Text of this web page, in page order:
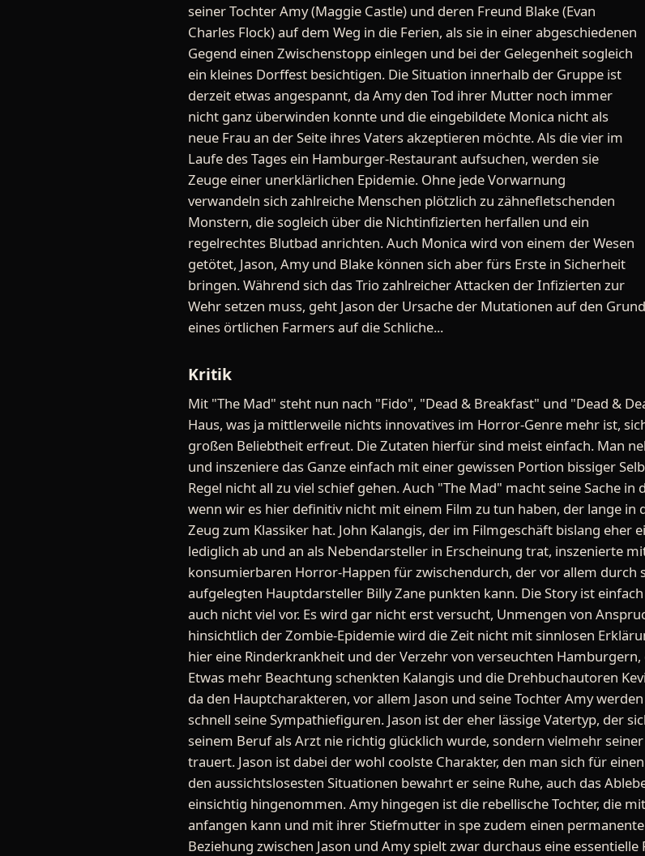
seiner Tochter Amy (Maggie Castle) und deren Freund Blake (Evan
Charles Flock) auf dem Weg in die Ferien, als sie in einer abgeschiedenen
Gegend einen Zwischenstopp einlegen und bei der Gelegenheit sogleich
ein kleines Dorffest besichtigen. Die Situation innerhalb der Gruppe ist
derzeit etwas angespannt, da Amy den Tod ihrer Mutter noch immer
nicht ganz überwinden konnte und die eingebildete Monica nicht als
neue Frau an der Seite ihres Vaters akzeptieren möchte. Als die vier im
Laufe des Tages ein Hamburger-Restaurant aufsuchen, werden sie
Zeuge einer unerklärlichen Epidemie. Ohne jede Vorwarnung
verwandeln sich zahlreiche Menschen plötzlich zu zähnefletschenden
Monstern, die sogleich über die Nichtinfizierten herfallen und ein
regelrechtes Blutbad anrichten. Auch Monica wird von einem der Wesen
getötet, Jason, Amy und Blake können sich aber fürs Erste in Sicherheit
bringen. Während sich das Trio zahlreicher Attacken der Infizierten zur
Wehr setzen muss, geht Jason der Ursache der Mutationen auf den
eines örtlichen Farmers auf die Schliche...
Kritik
Mit "The Mad" steht nun nach "Fido", "Dead & Breakfast" und "Dead &
Haus, was ja mittlerweile nichts innovatives im Horror-Genre mehr ist,
großen Beliebtheit erfreut. Die Zutaten hierfür sind meist einfach. Man
und inszeniere das Ganze einfach mit einer gewissen Portion bissiger
Regel nicht all zu viel schief gehen. Auch "The Mad" macht seine Sache
wenn wir es hier definitiv nicht mit einem Film zu tun haben, der lange
Zeug zum Klassiker hat. John Kalangis, der im Filmgeschäft bislang eher
lediglich ab und an als Nebendarsteller in Erscheinung trat, inszenierte
konsumierbaren Horror-Happen für zwischendurch, der vor allem durch
aufgelegten Hauptdarsteller Billy Zane punkten kann. Die Story ist
auch nicht viel vor. Es wird gar nicht erst versucht, Unmengen von
hinsichtlich der Zombie-Epidemie wird die Zeit nicht mit sinnlosen
hier eine Rinderkrankheit und der Verzehr von verseuchten
Etwas mehr Beachtung schenkten Kalangis und die Drehbuchautoren
da den Hauptcharakteren, vor allem Jason und seine Tochter Amy
schnell seine Sympathiefiguren. Jason ist der eher lässige Vatertyp, der
seinem Beruf als Arzt nie richtig glücklich wurde, sondern vielmehr
trauert. Jason ist dabei der wohl coolste Charakter, den man sich für
den aussichtslosesten Situationen bewahrt er seine Ruhe, auch das
einsichtig hingenommen. Amy hingegen ist die rebellische Tochter, die
anfangen kann und mit ihrer Stiefmutter in spe zudem einen
Beziehung zwischen Jason und Amy spielt zwar durchaus eine